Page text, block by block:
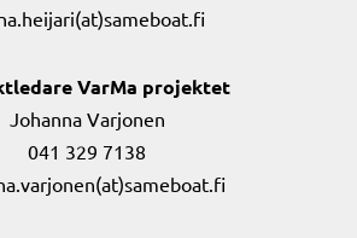
VarMa projektet
Johanna Varjonen
041 329 7138